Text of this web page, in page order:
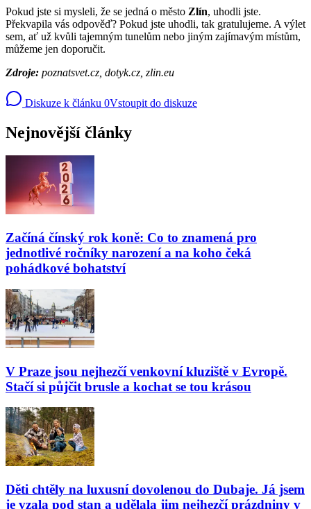
Pokud jste si mysleli, že se jedná o město Zlín, uhodli jste.
Překvapila vás odpověď? Pokud jste uhodli, tak gratulujeme. A výlet
sem, ať už kvůli tajemným tunelům nebo jiným zajímavým místům,
můžeme jen doporučit.
Zdroje: poznatsvet.cz, dotyk.cz, zlin.eu
Diskuze k článku 0Vstoupit do diskuze
Nejnovější články
Začíná čínský rok koně: Co to znamená pro
jednotlivé ročníky narození a na koho čeká
pohádkové bohatství
V Praze jsou nejhezčí venkovní kluziště v Evropě.
Stačí si půjčit brusle a kochat se tou krásou
Děti chtěly na luxusní dovolenou do Dubaje. Já jsem
je vzala pod stan a udělala jim nejhezčí prázdniny v